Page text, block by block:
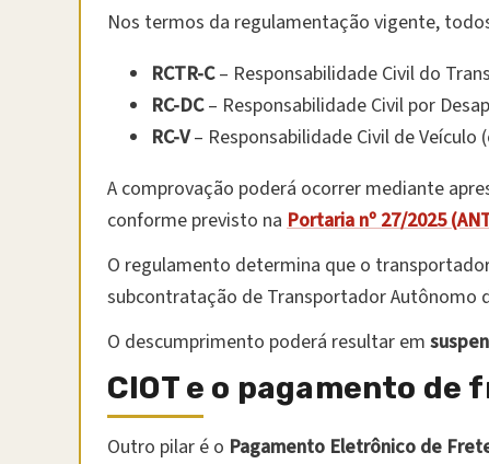
Nos termos da regulamentação vigente,
RCTR-C– Responsabilidade Civil do
RC-DC– Responsabilidade Civil por
RC-V– Responsabilidade Civil de
A comprovação poderá ocorrer mediante
conforme previsto na Portaria nº 27/2025
O regulamento determina que o
subcontratação de Transportador Autônomo
O descumprimento poderá resultar em
CIOT e o pagamento
Outro pilar é o Pagamento Eletrônico de